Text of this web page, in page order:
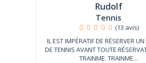
Rudolf
Tennis
(13 avis)
IL EST IMPÉRATIF DE RÉSERVER
DE TENNIS AVANT TOUTE
TRAINME. TRAINME...